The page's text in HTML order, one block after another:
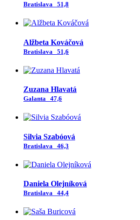
Bratislava 51,8
Alžbeta Kováčová
Bratislava 51,6
Zuzana Hlavatá
Galanta 47,6
Silvia Szabóová
Bratislava 46,3
Daniela Olejníková
Bratislava 44,4